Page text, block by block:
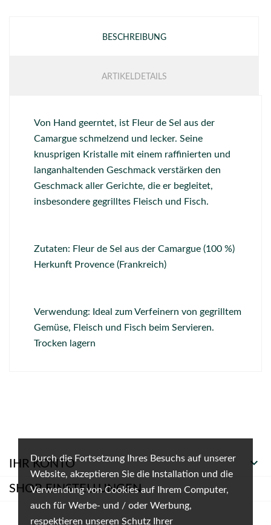
Durch die Fortsetzung Ihres Besuchs auf unserer
Website, akzeptieren Sie die Installation und die
Verwendung von Cookies auf Ihrem Computer,
auch für Werbe- und / oder Werbung,
respektieren unseren Schutz Ihrer
BESCHREIBUNG
ARTIKELDETAILS
Von Hand geerntet, ist Fleur de Sel aus der
Camargue schmelzend und lecker. Seine
knusprigen Kristalle mit einem raffinierten und
langanhaltenden Geschmack verstärken den
Geschmack aller Gerichte, die er begleitet,
insbesondere gegrilltes Fleisch und Fisch.
Zutaten: Fleur de Sel aus der Camargue (100 %)
Herkunft Provence (Frankreich)
Verwendung: Ideal zum Verfeinern von gegrilltem
Gemüse, Fleisch und Fisch beim Servieren.
Trocken lagern
IHR KONTO 
SHOP-EINSTELLUNGEN